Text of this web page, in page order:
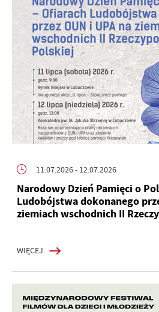
11.07.2026- 12.07.2026
Narodowy Dzień Pamięci o
Ludobójstwa dokonanego
ziemiach wschodnich II
WIĘCEJ